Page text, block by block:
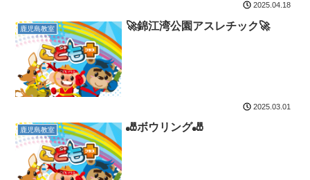
2025.04.18
鹿児島教室 🚀錦江湾公園アスレチック🚀
2025.03.01
鹿児島教室 🎳ボウリング🎳